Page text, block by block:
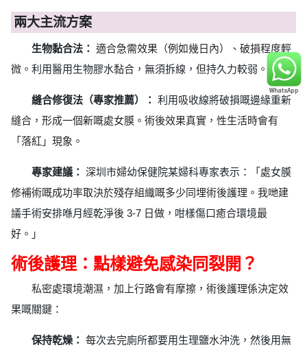
兩大主流方案
生物黏合法： 適合急需效果（例如幾日內）、破損程度輕
微。利用醫用生物膠水黏合，無須拆線，但持久力較弱。
縫合修復法（專家推薦）： 利用吸收線將破損嘅邊緣重新
縫合，形成一個新嘅處女膜。術後效果真實，性生活時會有
「落紅」現象。
專家建議： 深圳市婦幼保健院某婦科專家表示：「處女膜
修補術嘅成功率取決於殘存組織嘅多少同埋術後護理。我哋建
議手術安排喺月經乾淨後 3-7 日做，咁樣傷口癒合環境最
好。」
術後護理：點樣避免感染同裂開？
私密處環境潮濕，加上行路會有摩擦，術後護理係決定效
果嘅關鍵：
保持乾燥： 每次去完廁所都要用生理鹽水沖洗，然後用無